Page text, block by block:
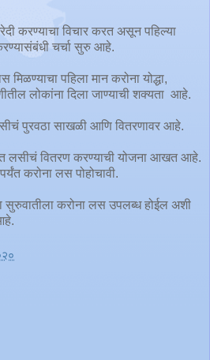
करण्याचा विचार करत असून पहिल्या
चर्चा सुरु आहे.
पहिला मान करोना योद्धा,
लोकांना दिला जाण्याची शक्यता आहे.
पुरवठा साखळी आणि वितरणावर आहे.
लसीचं वितरण करण्याची योजना आखत आहे.
करोना लस पोहोचावी.
सुरुवातीला करोना लस उपलब्ध होईल अशी